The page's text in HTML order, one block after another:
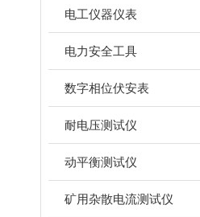
电工仪器仪表
电力安全工具
数字相位伏安表
耐电压测试仪
动平衡测试仪
矿用杂散电流测试仪